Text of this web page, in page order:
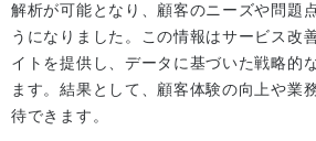
解析が可能となり、顧客のニーズや問題
うになりました。この情報はサービス改
イトを提供し、データに基づいた戦略的
ます。結果として、顧客体験の向上や業
待できます。